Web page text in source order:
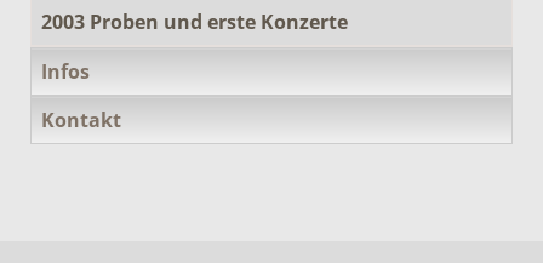
2003 Proben und erste Konzerte
Infos
Kontakt